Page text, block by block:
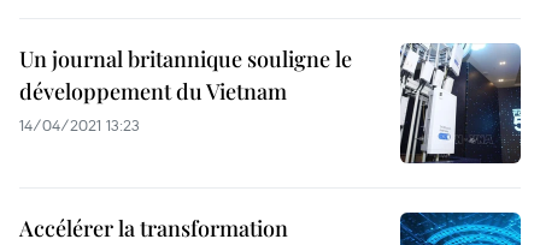
Un journal britannique souligne le
développement du Vietnam
14/04/2021 13:23
Accélérer la transformation